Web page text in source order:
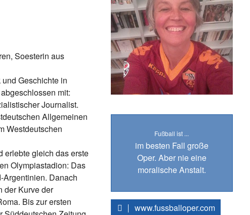
Soesterin aus
Geschichte in
mit:
Journalist.
Allgemeinen
Westdeutschen
erlebte gleich das erste
Olympiastadion: Das
Danach
der Kurve der
Bis zur ersten
Fußball ist ...
im besten Fall große
Oper. Aber nie eine
moralische Anstalt.
www.fussballoper.com